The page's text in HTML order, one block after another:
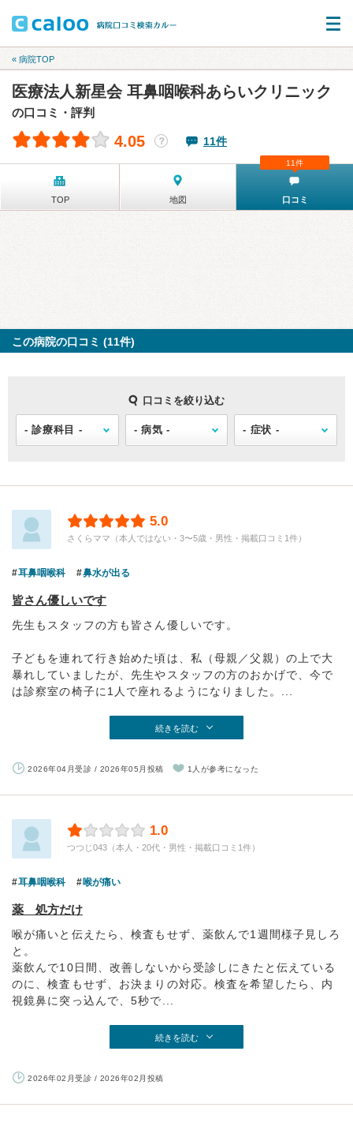
« 病院TOP
医療法人新星会 耳鼻咽喉科あらいクリニック
の口コミ・評判
4.05 ？ 11件
TOP 地図 口コミ
11件
この病院の口コミ (11件)
口コミを絞り込む
5.0
さくらママ（本人ではない・3〜5歳・男性・掲載口コミ1件）
耳鼻咽喉科 鼻水が出る
皆さん優しいです
先生もスタッフの方も皆さん優しいです。
子どもを連れて行き始めた頃は、私（母親／父親）の上で大
暴れしていましたが、先生やスタッフの方のおかげで、今で
は診察室の椅子に1人で座れるようになりました。...
続きを読む
2026年04月受診 / 2026年05月投稿 1人が参考になった
1.0
つつじ043（本人・20代・男性・掲載口コミ1件）
耳鼻咽喉科 喉が痛い
薬 処方だけ
喉が痛いと伝えたら、検査もせず、薬飲んで1週間様子見しろ
と。
薬飲んで10日間、改善しないから受診しにきたと伝えている
のに、検査もせず、お決まりの対応。検査を希望したら、内
視鏡鼻に突っ込んで、5秒で...
続きを読む
2026年02月受診 / 2026年02月投稿